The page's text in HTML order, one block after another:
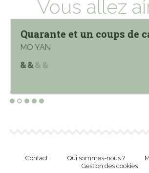
Vous allez
Quarante et un coups de
MO YAN
Contact Qui sommes-nous ?
Gestion des cookies